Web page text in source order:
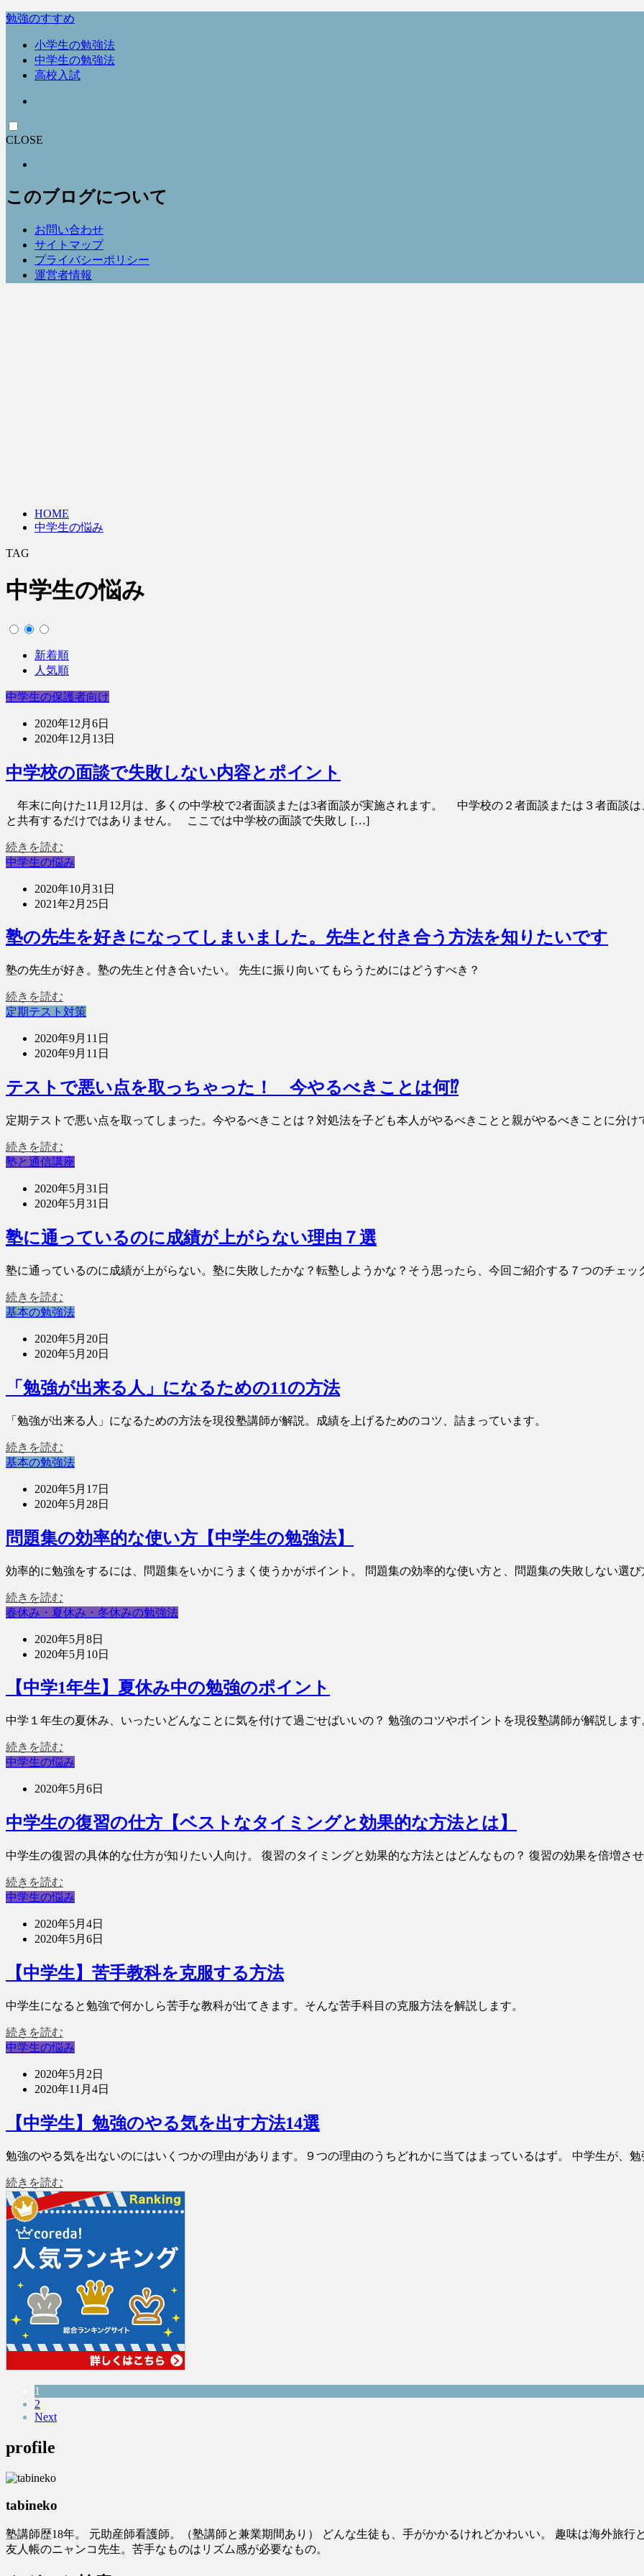
勉強のすすめ
小学生の勉強法
中学生の勉強法
高校入試
CLOSE
このブログについて
お問い合わせ
サイトマップ
プライバシーポリシー
運営者情報
HOME
中学生の悩み
TAG
中学生の悩み
新着順
人気順
中学生の保護者向け
2020年12月6日
2020年12月13日
中学校の面談で失敗しない内容とポイント
年末に向けた11月12月は、多くの中学校で2者面談または3者面談が実施されます。 中学校の２者面談または３者面談
と共有するだけではありません。 ここでは中学校の面談で失敗し […]
続きを読む
中学生の悩み
2020年10月31日
2021年2月25日
塾の先生を好きになってしまいました。先生と付き合う方法を知りたいです
塾の先生が好き。塾の先生と付き合いたい。 先生に振り向いてもらうためにはどうすべき？
続きを読む
定期テスト対策
2020年9月11日
2020年9月11日
テストで悪い点を取っちゃった！ 今やるべきことは何⁉
定期テストで悪い点を取ってしまった。今やるべきことは？対処法を子ども本人がやるべきことと親がやるべきことに分け
続きを読む
塾と通信講座
2020年5月31日
2020年5月31日
塾に通っているのに成績が上がらない理由７選
塾に通っているのに成績が上がらない。塾に失敗したかな？転塾しようかな？そう思ったら、今回ご紹介する７つのチェッ
続きを読む
基本の勉強法
2020年5月20日
2020年5月20日
「勉強が出来る人」になるための11の方法
「勉強が出来る人」になるための方法を現役塾講師が解説。成績を上げるためのコツ、詰まっています。
続きを読む
基本の勉強法
2020年5月17日
2020年5月28日
問題集の効率的な使い方【中学生の勉強法】
効率的に勉強をするには、問題集をいかにうまく使うかがポイント。 問題集の効率的な使い方と、問題集の失敗しない選び
続きを読む
春休み・夏休み・冬休みの勉強法
2020年5月8日
2020年5月10日
【中学1年生】夏休み中の勉強のポイント
中学１年生の夏休み、いったいどんなことに気を付けて過ごせばいいの？ 勉強のコツやポイントを現役塾講師が解説します
続きを読む
中学生の悩み
2020年5月6日
中学生の復習の仕方【ベストなタイミングと効果的な方法とは】
中学生の復習の具体的な仕方が知りたい人向け。 復習のタイミングと効果的な方法とはどんなもの？ 復習の効果を倍増さ
続きを読む
中学生の悩み
2020年5月4日
2020年5月6日
【中学生】苦手教科を克服する方法
中学生になると勉強で何かしら苦手な教科が出てきます。そんな苦手科目の克服方法を解説します。
続きを読む
中学生の悩み
2020年5月2日
2020年11月4日
【中学生】勉強のやる気を出す方法14選
勉強のやる気を出ないのにはいくつかの理由があります。９つの理由のうちどれかに当てはまっているはず。 中学生が、
続きを読む
1
2
Next
profile
tabineko
塾講師歴18年。 元助産師看護師。（塾講師と兼業期間あり） どんな生徒も、手がかかるけれどかわいい。 趣味は海外旅行
友人帳のニャンコ先生。苦手なものはリズム感が必要なもの。